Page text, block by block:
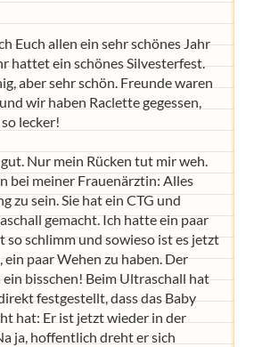
Euch allen ein sehr schönes Jahr
hattet ein schönes Silvesterfest.
aber sehr schön. Freunde waren
wir haben Raclette gegessen,
lecker!
Nur mein Rücken tut mir weh.
bei meiner Frauenärztin: Alles
zu sein. Sie hat ein CTG und
gemacht. Ich hatte ein paar
so schlimm und sowieso ist es jetzt
paar Wehen zu haben. Der
bisschen! Beim Ultraschall hat
festgestellt, dass das Baby
hat: Er ist jetzt wieder in der
ja, hoffentlich dreht er sich